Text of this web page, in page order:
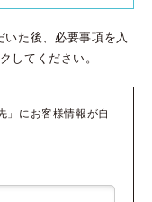
いた後、必要事項を入
してください。
」にお客様情報が自